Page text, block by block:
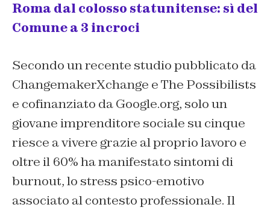
Roma dal colosso statunitense: sì del
Comune a 3 incroci
Secondo un recente studio pubblicato da
ChangemakerXchange e The Possibilists
e cofinanziato da Google.org, solo un
giovane imprenditore sociale su cinque
riesce a vivere grazie al proprio lavoro e
oltre il 60% ha manifestato sintomi di
burnout, lo stress psico-emotivo
associato al contesto professionale. Il